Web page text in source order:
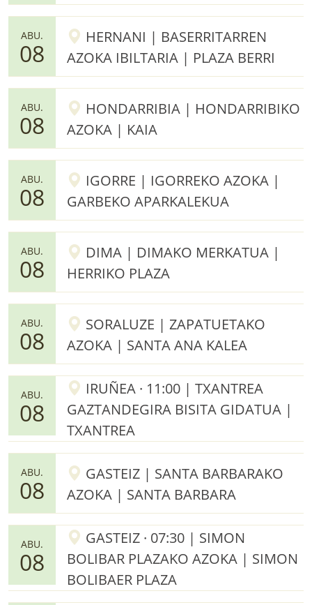
ABU.
08
HERNANI | BASERRITARREN
AZOKA IBILTARIA | PLAZA BERRI
ABU.
08
HONDARRIBIA | HONDARRIBIKO
AZOKA | KAIA
ABU.
08
IGORRE | IGORREKO AZOKA |
GARBEKO APARKALEKUA
ABU.
08
DIMA | DIMAKO MERKATUA |
HERRIKO PLAZA
ABU.
08
SORALUZE | ZAPATUETAKO
AZOKA | SANTA ANA KALEA
ABU.
08
IRUÑEA · 11:00 | TXANTREA
GAZTANDEGIRA BISITA GIDATUA |
TXANTREA
ABU.
08
GASTEIZ | SANTA BARBARAKO
AZOKA | SANTA BARBARA
ABU.
08
GASTEIZ · 07:30 | SIMON
BOLIBAR PLAZAKO AZOKA | SIMON
BOLIBAER PLAZA